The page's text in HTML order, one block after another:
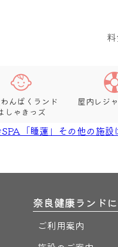
んぱくランド
しゃきっズ
屋内レジ
SPA「睡蓮」 その他の施設
奈良健康ランド
ご利用案内